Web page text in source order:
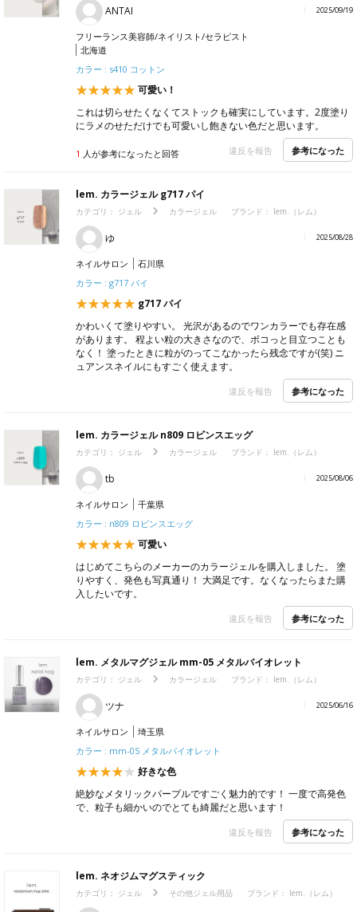
ANTAI 2025/09/19
フリーランス美容師/ネイリスト/セラピスト
北海道
カラー : s410 コットン
可愛い！
これは切らせたくなくてストックも確実にしています。2度塗り
にラメのせただけでも可愛いし飽きない色だと思います。
1 人が参考になったと回答 違反を報告 参考になった
lem. カラージェル g717 パイ
カテゴリ： ジェル カラージェル ブランド： lem.（レム）
ゆ 2025/08/28
ネイルサロン
石川県
カラー : g717 パイ
g717 パイ
かわいくて塗りやすい。 光沢があるのでワンカラーでも存在感
があります。 程よい粒の大きさなので、ボコっと目立つことも
なく！ 塗ったときに粒がのってこなかったら残念ですが(笑) ニ
ュアンスネイルにもすごく使えます。
違反を報告 参考になった
lem. カラージェル n809 ロビンスエッグ
カテゴリ： ジェル カラージェル ブランド： lem.（レム）
tb 2025/08/06
ネイルサロン
千葉県
カラー : n809 ロビンスエッグ
可愛い
はじめてこちらのメーカーのカラージェルを購入しました。 塗
りやすく、発色も写真通り！ 大満足です。なくなったらまた購
入したいです。
違反を報告 参考になった
lem. メタルマグジェル mm-05 メタルバイオレット
カテゴリ： ジェル カラージェル ブランド： lem.（レム）
ツナ 2025/06/16
ネイルサロン
埼玉県
カラー : mm-05 メタルバイオレット
好きな色
絶妙なメタリックパープルですごく魅力的です！ 一度で高発色
で、粒子も細かいのでとても綺麗だと思います！
違反を報告 参考になった
lem. ネオジムマグスティック
カテゴリ： ジェル その他ジェル用品 ブランド： lem.（レム）